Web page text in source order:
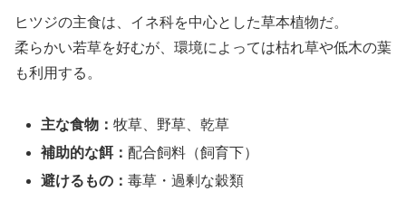
ヒツジの主食は、イネ科を中心とした草本植物だ。
柔らかい若草を好むが、環境によっては枯れ草や低木の葉
も利用する。
主な食物：牧草、野草、乾草
補助的な餌： 配合飼料（飼育下）
避けるもの：毒草・過剰な穀類